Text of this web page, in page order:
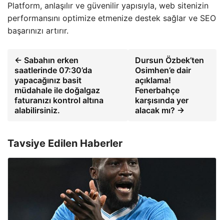
Platform, anlaşılır ve güvenilir yapısıyla, web sitenizin
performansını optimize etmenize destek sağlar ve SEO
başarınızı artırır.
← Sabahın erken
saatlerinde 07:30’da
yapacağınız basit
müdahale ile doğalgaz
faturanızı kontrol altına
alabilirsiniz.
Dursun Özbek’ten
Osimhen’e dair
açıklama!
Fenerbahçe
karşısında yer
alacak mı? →
Tavsiye Edilen Haberler